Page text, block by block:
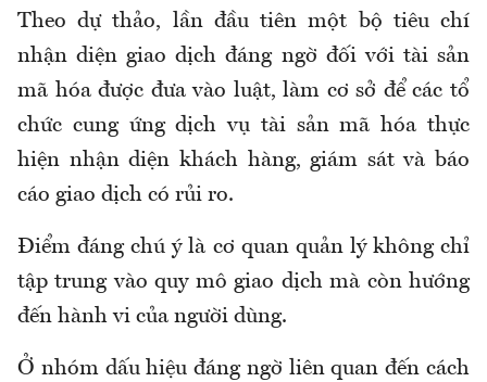
Theo dự thảo, lần đầu tiên một bộ tiêu chí
nhận diện giao dịch đáng ngờ đối với tài sản
mã hóa được đưa vào luật, làm cơ sở để các tổ
chức cung ứng dịch vụ tài sản mã hóa thực
hiện nhận diện khách hàng, giám sát và báo
cáo giao dịch có rủi ro.
Điểm đáng chú ý là cơ quan quản lý không chỉ
tập trung vào quy mô giao dịch mà còn hướng
đến hành vi của người dùng.
Ở nhóm dấu hiệu đáng ngờ liên quan đến cách